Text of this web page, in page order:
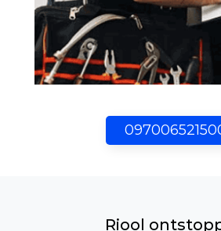
Riool